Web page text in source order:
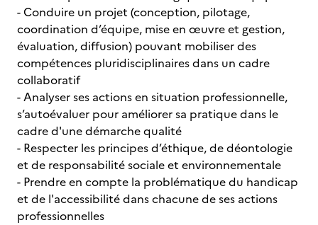
- Conduire un projet (conception, pilotage,
coordination d’équipe, mise en œuvre et gestion,
évaluation, diffusion) pouvant mobiliser des
compétences pluridisciplinaires dans un cadre
collaboratif
- Analyser ses actions en situation professionnelle,
s’autoévaluer pour améliorer sa pratique dans le
cadre d'une démarche qualité
- Respecter les principes d’éthique, de déontologie
et de responsabilité sociale et environnementale
- Prendre en compte la problématique du handicap
et de l'accessibilité dans chacune de ses actions
professionnelles